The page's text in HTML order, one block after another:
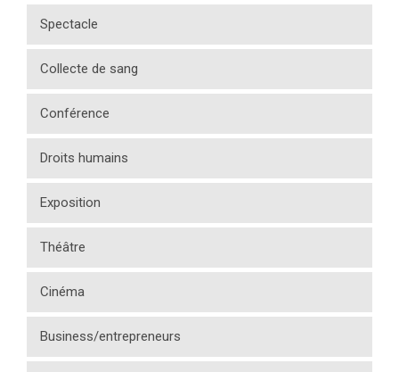
Spectacle
Collecte de sang
Conférence
Droits humains
Exposition
Théâtre
Cinéma
Business/entrepreneurs